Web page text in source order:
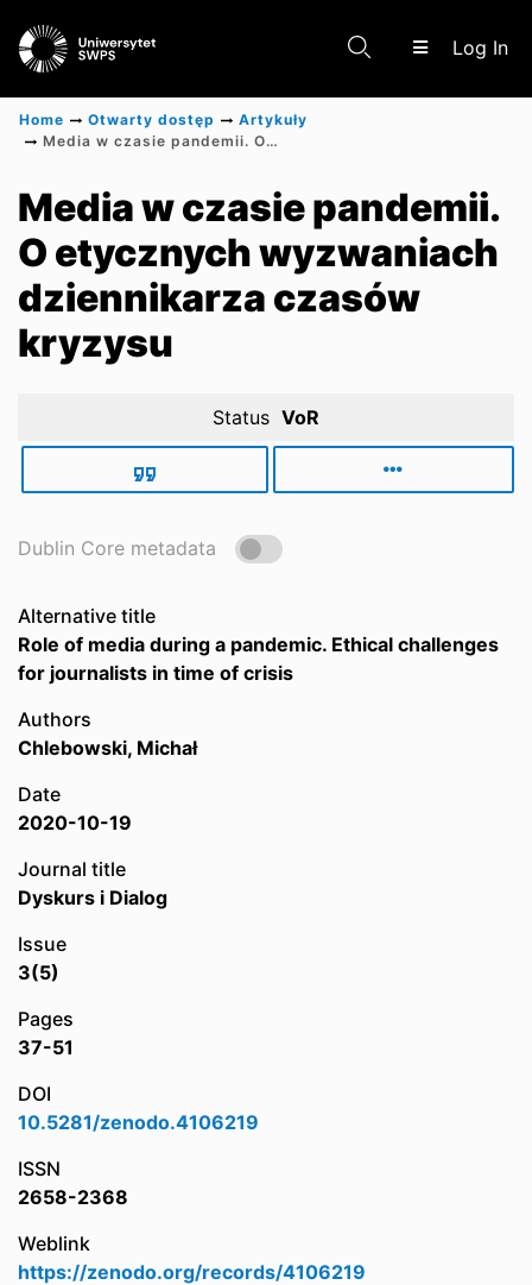
Log In
Scientific research results
Home Otwarty dostęp
Artykuły
Media w czasie pandemii. O etycznych wyzwaniach dziennikarza czasów kryzysu
Media w czasie pandemii.
O etycznych wyzwaniach
dziennikarza czasów
kryzysu
Status VoR
Dublin Core metadata
Alternative title
Role of media during a pandemic. Ethical challenges
for journalists in time of crisis
Authors
Chlebowski, Michał
Date
2020-10-19
Journal title
Dyskurs i Dialog
Issue
3(5)
Pages
37-51
DOI
10.5281/zenodo.4106219
ISSN
2658-2368
Weblink
https://zenodo.org/records/4106219